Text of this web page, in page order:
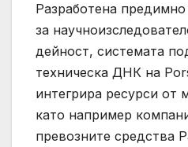
Разработена
за
дейност, системата
техническа ДНК на
интегрира ресурси от
като например
превозните средства